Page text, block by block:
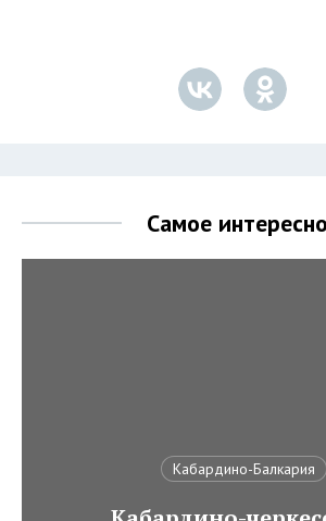
Самое
Кабардино-Балкария